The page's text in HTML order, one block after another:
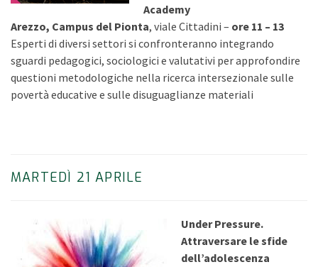
Academy
Arezzo, Campus del Pionta, viale Cittadini – ore 11 – 13
Esperti di diversi settori si confronteranno integrando
sguardi pedagogici, sociologici e valutativi per approfondire
questioni metodologiche nella ricerca intersezionale sulle
povertà educative e sulle disuguaglianze materiali
MARTEDÌ 21 APRILE
Under Pressure.
Attraversare le sfide
dell’adolescenza